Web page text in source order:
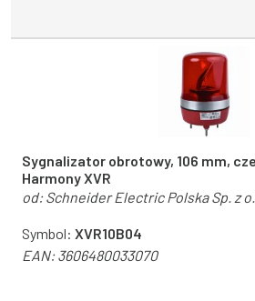
Sygnalizator obrotowy, 106 mm,
Harmony XVR
od:Schneider Electric Polska Sp. z
Symbol: XVR10B04
EAN:3606480033070